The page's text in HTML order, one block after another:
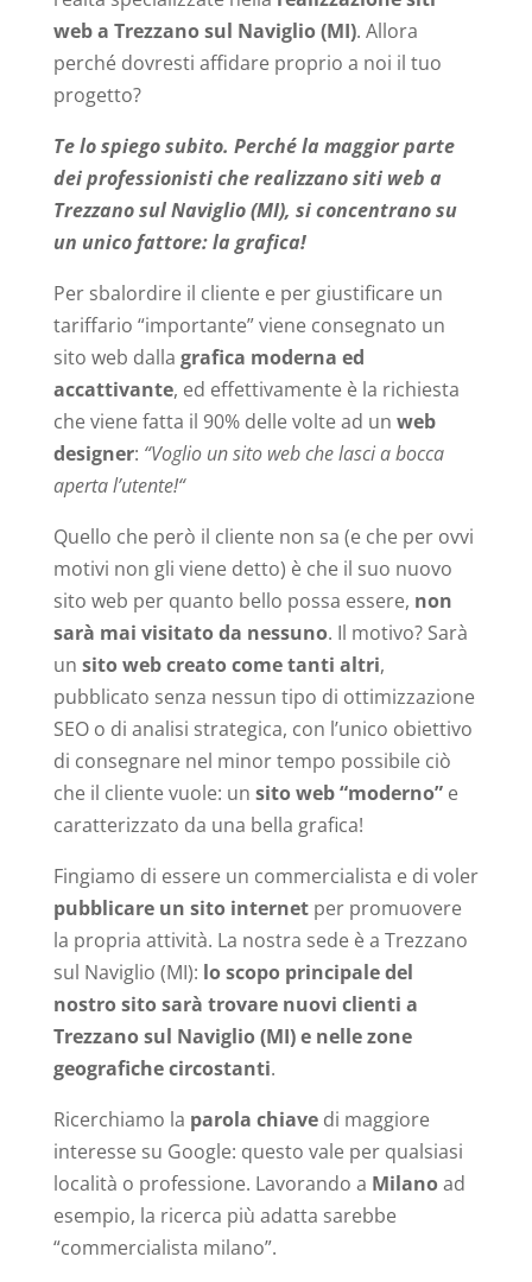
web a Trezzano sul Naviglio (MI). Allora
perché dovresti affidare proprio a noi il tuo
progetto?
Te lo spiego subito. Perché la maggior parte
dei professionisti che realizzano siti web a
Trezzano sul Naviglio (MI), si concentrano su
un unico fattore: la grafica!
Per sbalordire il cliente e per giustificare un
tariffario “importante” viene consegnato un
sito web dalla grafica moderna ed
accattivante, ed effettivamente è la richiesta
che viene fatta il 90% delle volte ad un web
designer: “Voglio un sito web che lasci a bocca
aperta l’utente!“
Quello che però il cliente non sa (e che per ovvi
motivi non gli viene detto) è che il suo nuovo
sito web per quanto bello possa essere, non
sarà mai visitato da nessuno. Il motivo? Sarà
un sito web creato come tanti altri,
pubblicato senza nessun tipo di ottimizzazione
SEO o di analisi strategica, con l’unico obiettivo
di consegnare nel minor tempo possibile ciò
che il cliente vuole: un sito web “moderno”e
caratterizzato da una bella grafica!
Fingiamo di essere un commercialista e di voler
pubblicare un sito internetper promuovere
la propria attività. La nostra sede è a Trezzano
sul Naviglio (MI): lo scopo principale del
nostro sito sarà trovare nuovi clienti a
Trezzano sul Naviglio (MI) e nelle zone
geografiche circostanti.
Ricerchiamo la parola chiavedi maggiore
interesse su Google: questo vale per qualsiasi
località o professione. Lavorando a Milanoad
esempio, la ricerca più adatta sarebbe
“commercialista milano”.